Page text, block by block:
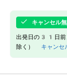
キャンセル
出発日の31日前
除く） キャンセ